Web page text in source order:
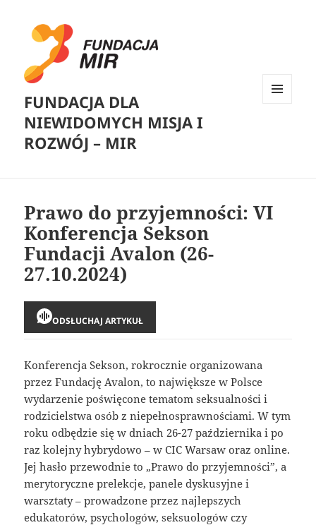
FUNDACJA DLA
NIEWIDOMYCH MISJA I
ROZWÓJ – MIR
Prawo do przyjemności: VI
Konferencja Sekson
Fundacji Avalon (26-
27.10.2024)
ODSŁUCHAJ ARTYKUŁ
Konferencja Sekson, rokrocznie organizowana
przez Fundację Avalon, to największe w Polsce
wydarzenie poświęcone tematom seksualności i
rodzicielstwa osób z niepełnosprawnościami. W tym
roku odbędzie się w dniach 26-27 października i po
raz kolejny hybrydowo – w CIC Warsaw oraz online.
Jej hasło przewodnie to „Prawo do przyjemności”, a
merytoryczne prelekcje, panele dyskusyjne i
warsztaty – prowadzone przez najlepszych
edukatorów, psychologów, seksuologów czy